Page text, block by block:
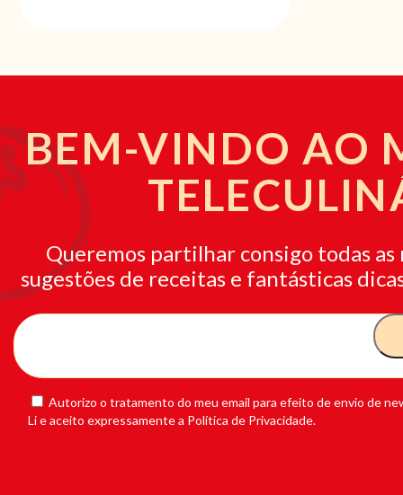
BEM-VINDO AO
Queremos partilhar consigo todas as
sugestões de receitas e fantásticas
Autorizo o tratamento do meu email para efeito de envio de
Li e aceito expressamente a Política de Privacidade.